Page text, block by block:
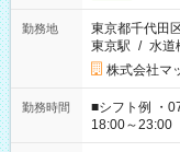
勤務地
東京都千代田
東京駅 / 水道
株式会社マ
勤務時間
■シフト例 ・
18:00～23:00
etc ★最短で3時間で5,120円のお仕事から 15時間で2万円近く稼